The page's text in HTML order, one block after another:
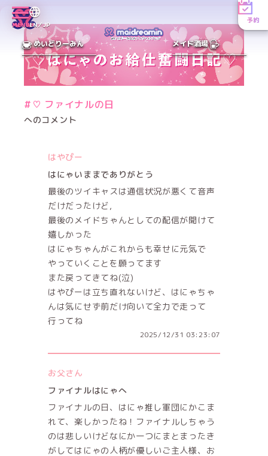
MENUEN／JP
予約
めいどりーみん メイド酒場
#♡ ファイナルの日
へのコメント
はやぴー
はにゃいままでありがとう
最後のツイキャスは通信状況が悪くて音声
だけだったけど,
最後のメイドちゃんとしての配信が聞けて
嬉しかった
はにゃちゃんがこれからも幸せに元気で
やっていくことを願ってます
また戻ってきてね(泣)
はやぴーは立ち直れないけど、はにゃちゃ
んは気にせず前だけ向いて全力で走って
行ってね
2025/12/31 03:23:07
お父さん
ファイナルはにゃへ
ファイナルの日、はにゃ推し軍団にかこま
れて、楽しかったね！ファイナルしちゃう
のは悲しいけどなにか一つにまとまったき
がしてはにゃの人柄が優しいご主人様、お